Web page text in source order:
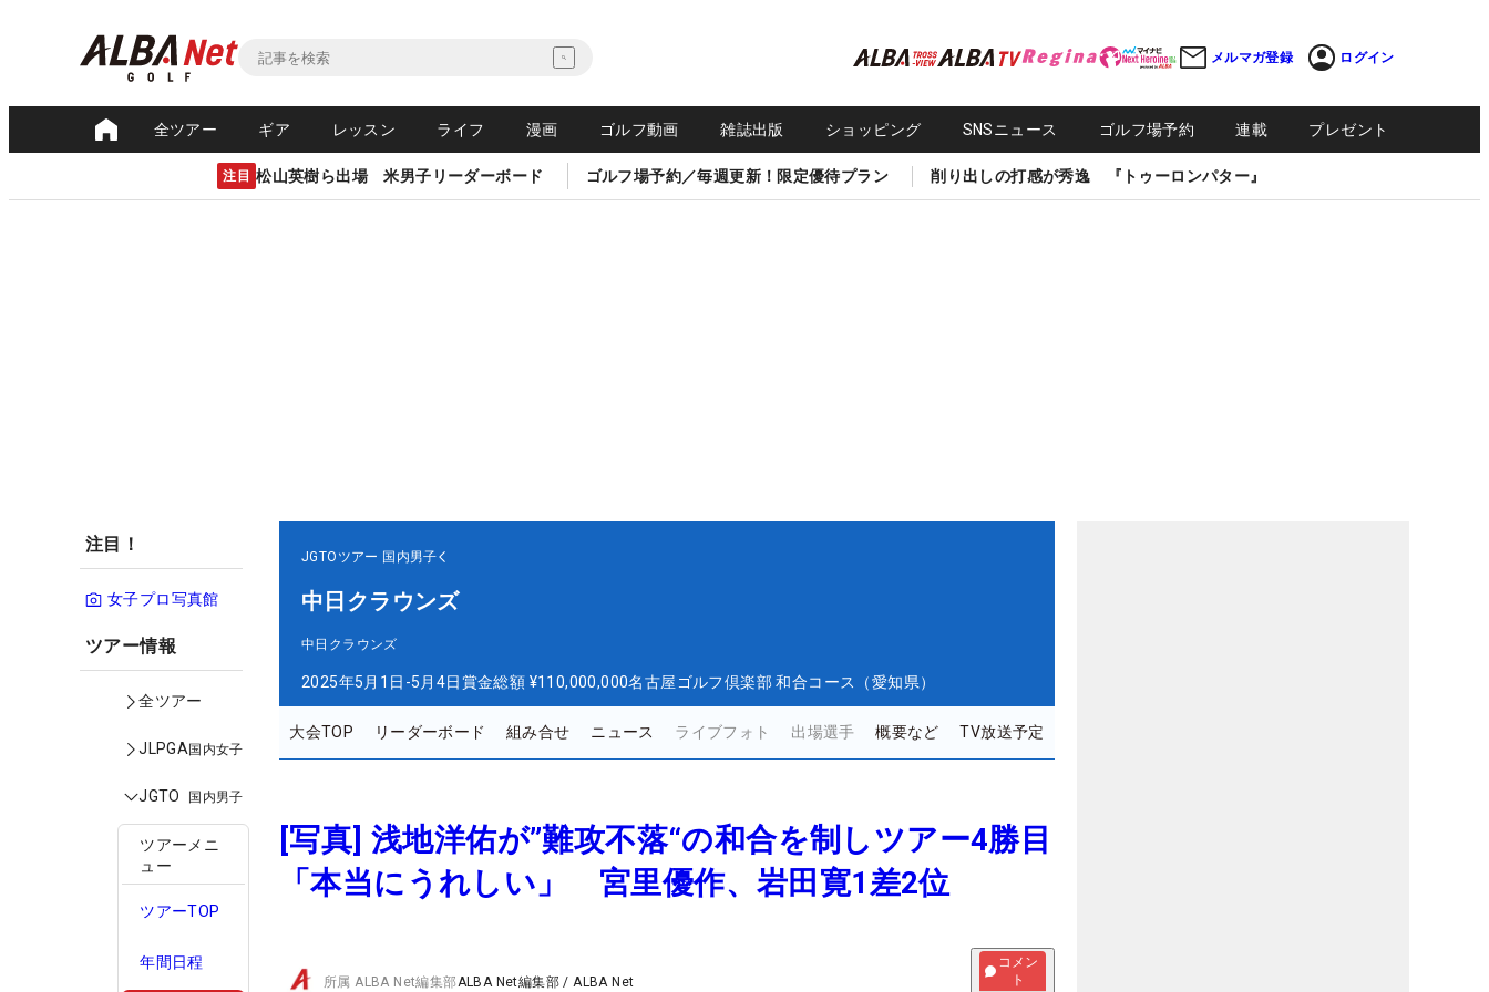
メルマガ登録 ログイン
全ツアー ギア レッスン ライフ 漫画 ゴルフ動画 雑誌出版 ショッピング SNSニュース ゴルフ場予約 連載 プレゼント
注目 松山英樹ら出場 米男子リーダーボード ゴルフ場予約／毎週更新！限定優待プラン 削り出しの打感が秀逸 『トゥーロンパター』
注目！
女子プロ写真館
ツアー情報
全ツアー
JLPGA国内女子
JGTO 国内男子
ツアーメニ
ュー
ツアーTOP
年間日程
JGTOツアー 国内男子
中日クラウンズ
中日クラウンズ
2025年5月1日-5月4日賞金総額 ¥110,000,000名古屋ゴルフ倶楽部 和合コース（愛知県）
大会TOP リーダーボード 組み合せ ニュース ライブフォト 出場選手 概要など TV放送予定
[写真] 浅地洋佑が”難攻不落“の和合を制しツアー4勝目
「本当にうれしい」 宮里優作、岩田寛1差2位
所属ALBA Net編集部ALBA Net編集部 /ALBA Net
コメン
ト